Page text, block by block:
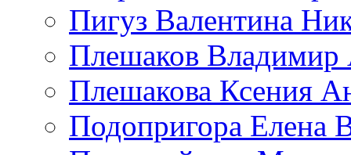
Пигуз Валентина
Плешаков Владимир
Плешакова Ксения
Подопригора Елена